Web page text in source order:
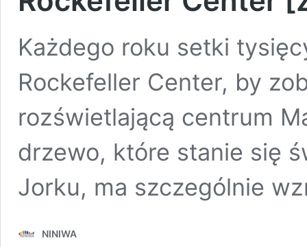
Każdego roku setki
Rockefeller Center, by
rozświetlającą centrum
drzewo, które stanie się
Jorku, ma szczególnie
NINIWA